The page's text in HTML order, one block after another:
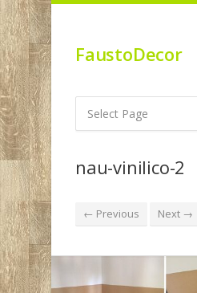
FaustoDecor
nau-vinilico-2
← Previous Next →